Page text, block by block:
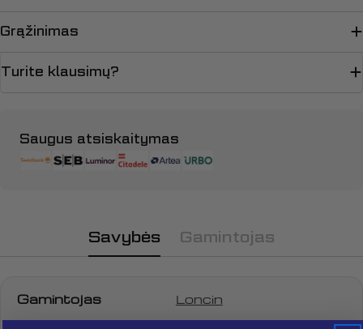
Grąžinimas
Turite klausimų?
Saugus atsiskaitymas
Apmokėjimo
būdai
Savybės Gamintojas
Gamintojas Loncin